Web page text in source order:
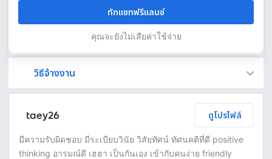
ทักแชทฟรีแลนซ์
คุณจะยังไม่เสียค่าใช้จ่าย
วิธีจ้างงาน
taey26 ดูโปรไฟล์
มีความรับผิดชอบ มีระเบียบวินัย วิสัยทัศน์ ทัศนคติที่ดี positive
thinking อารมณ์ดี เฮฮา เป็นกันเอง เข้ากับคนง่าย friendly